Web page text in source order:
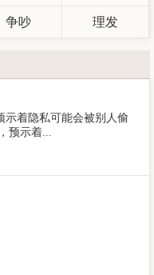
争吵 理发
示着隐私可能会被别人偷
预示着...